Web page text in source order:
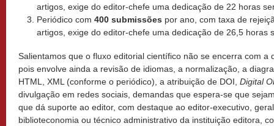
artigos, exige do editor-chefe uma dedicação de 22 horas
Periódico com 400 submissões por ano, com taxa de
artigos, exige do editor-chefe uma dedicação de 26,5 horas
Salientamos que o fluxo editorial científico não se encerra com a
pois envolve ainda a revisão de idiomas, a normalização, a
HTML, XML (conforme o periódico), a atribuição de DOI, Digital
divulgação em redes sociais, demandas que espera-se que
que dá suporte ao editor, com destaque ao editor-executivo,
biblioteconomia ou técnico administrativo da instituição editora,